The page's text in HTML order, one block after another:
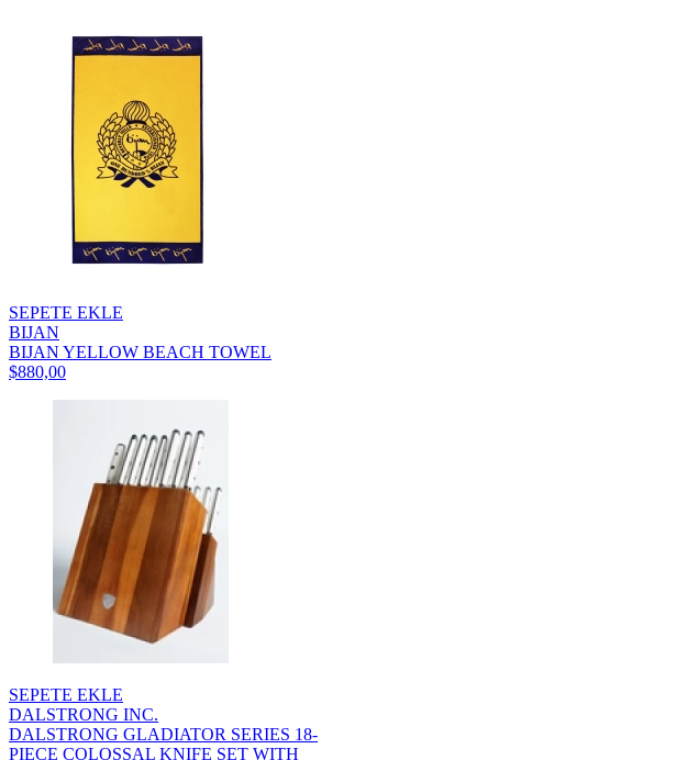
SEPETE EKLE
BIJAN
BIJAN YELLOW BEACH TOWEL
$880,00
SEPETE EKLE
DALSTRONG INC.
DALSTRONG GLADIATOR SERIES 18-
PIECE COLOSSAL KNIFE SET WITH